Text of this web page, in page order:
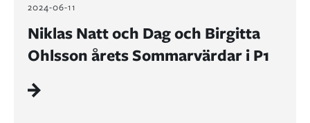
2024-06-11
Niklas Natt och Dag och Birgitta
Ohlsson årets Sommarvärdar i P1